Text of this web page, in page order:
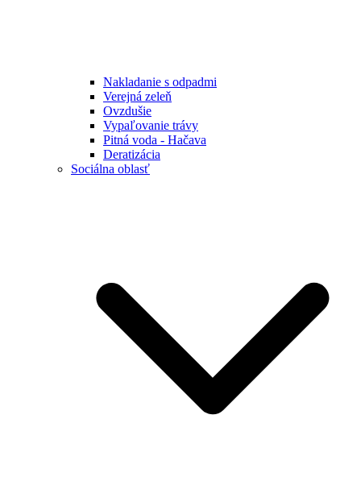
Nakladanie s odpadmi
Verejná zeleň
Ovzdušie
Vypaľovanie trávy
Pitná voda - Hačava
Deratizácia
Sociálna oblasť